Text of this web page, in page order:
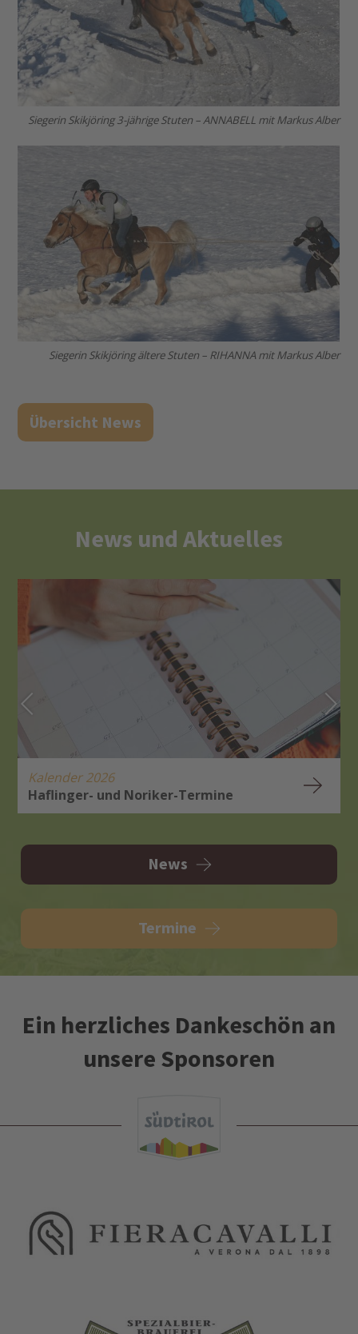
Siegerin Skikjöring 3-jährige Stuten – ANNABELL mit Markus Alber
Siegerin Skikjöring ältere Stuten – RIHANNA mit Markus Alber
Übersicht News
News und Aktuelles
Kalender 2026
Haflinger- und Noriker-Termine
News
Termine
Ein herzliches Dankeschön an
unsere Sponsoren